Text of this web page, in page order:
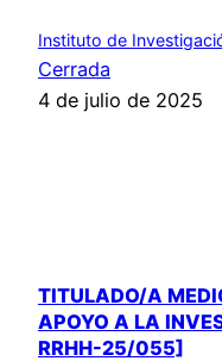
Instituto de
Cerrada
4 de julio de 2025
TITULADO/A
APOYO A LA
RRHH-25/055]